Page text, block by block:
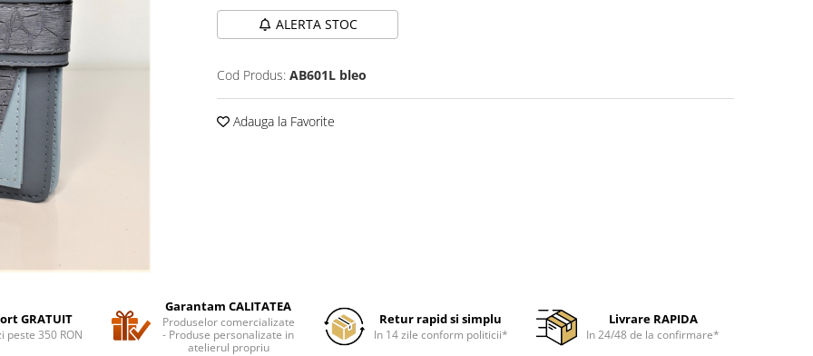
ALERTA STOC
Cod Produs: AB601L bleo
Adauga la Favorite
GRATUIT
peste 350 RON
Garantam CALITATEA
Produselor comercializate
- Produse personalizate in
atelierul propriu
Retur rapid si simplu
In 14 zile conform politicii*
Livrare RAPIDA
In 24/48 de la confirmare*